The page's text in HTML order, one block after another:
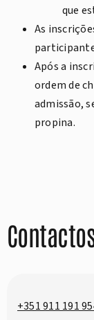
que
As
Após a
ordem de
admissão,
propina.
+351 911 191